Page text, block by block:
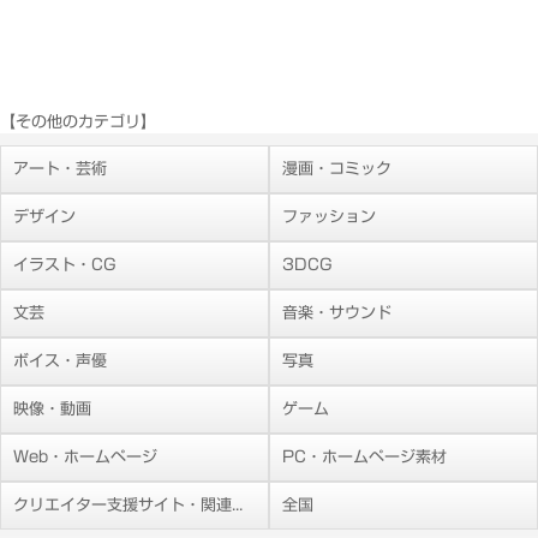
【その他のカテゴリ】
アート・芸術 漫画・コミック
デザイン ファッション
イラスト・CG 3DCG
文芸 音楽・サウンド
ボイス・声優 写真
映像・動画 ゲーム
Web・ホームページ PC・ホームページ素材
クリエイター支援サイト・関連施設 全国